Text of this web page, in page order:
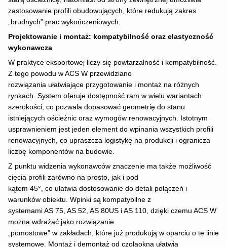
zastosowanie profili obudowujących, które redukują zakres
„brudnych” prac wykończeniowych.
Projektowanie i montaż: kompatybilność oraz elastyczność
wykonawcza
W praktyce eksportowej liczy się powtarzalność i kompatybilność.
Z tego powodu w ACS W przewidziano
rozwiązania ułatwiające przygotowanie i montaż na różnych
rynkach. System oferuje dostępność ram w wielu wariantach
szerokości, co pozwala dopasować geometrię do stanu
istniejących ościeżnic oraz wymogów renowacyjnych. Istotnym
usprawnieniem jest jeden element do wpinania wszystkich profili
renowacyjnych, co upraszcza logistykę na produkcji i ogranicza
liczbę komponentów na budowie.
Z punktu widzenia wykonawców znaczenie ma także możliwość
cięcia profili zarówno na prosto, jak i pod
kątem 45°, co ułatwia dostosowanie do detali połączeń i
warunków obiektu. Wpinki są kompatybilne z
systemami AS 75, AS 52, AS 80US i AS 110, dzięki czemu ACS W
można wdrażać jako rozwiązanie
„pomostowe” w zakładach, które już produkują w oparciu o te linie
systemowe. Montaż i demontaż od czołaokna ułatwia